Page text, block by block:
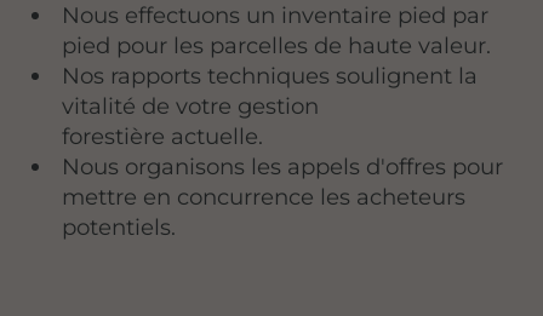
Nous effectuons un inventaire pied par
pied pour les parcelles de haute valeur.
Nos rapports techniques soulignent la
vitalité de votre gestion
forestière actuelle.
Nous organisons les appels d'offres pour
mettre en concurrence les acheteurs
potentiels.